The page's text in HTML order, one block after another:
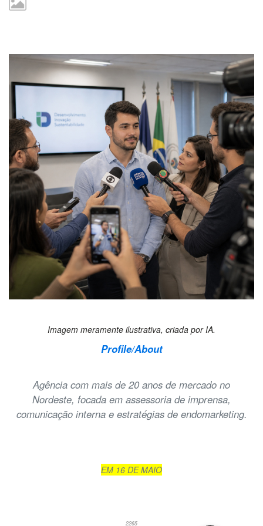
Imagem meramente ilustrativa, criada por IA.
Profile/About
Agência com mais de 20 anos de mercado no
Nordeste, focada em assessoria de imprensa,
comunicação interna e estratégias de endomarketing.
EM 16 DE MAIO
2265